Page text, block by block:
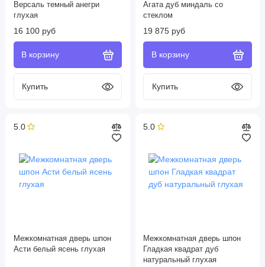
Версаль темный анегри
глухая
16 100 руб
Агата дуб миндаль со
стеклом
19 875 руб
5.0
Межкомнатная дверь шпон
Асти белый ясень глухая
5.0
Межкомнатная дверь шпон
Гладкая квадрат дуб
натуральный глухая